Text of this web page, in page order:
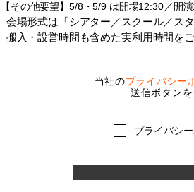
【その他要望】5/8・5/9 は開場12:30／開
会場形式は「シアター／スクール／ス
搬入・設営時間も含めた実利用時間を
当社のプライバシー
送信ボタン
プライバシ